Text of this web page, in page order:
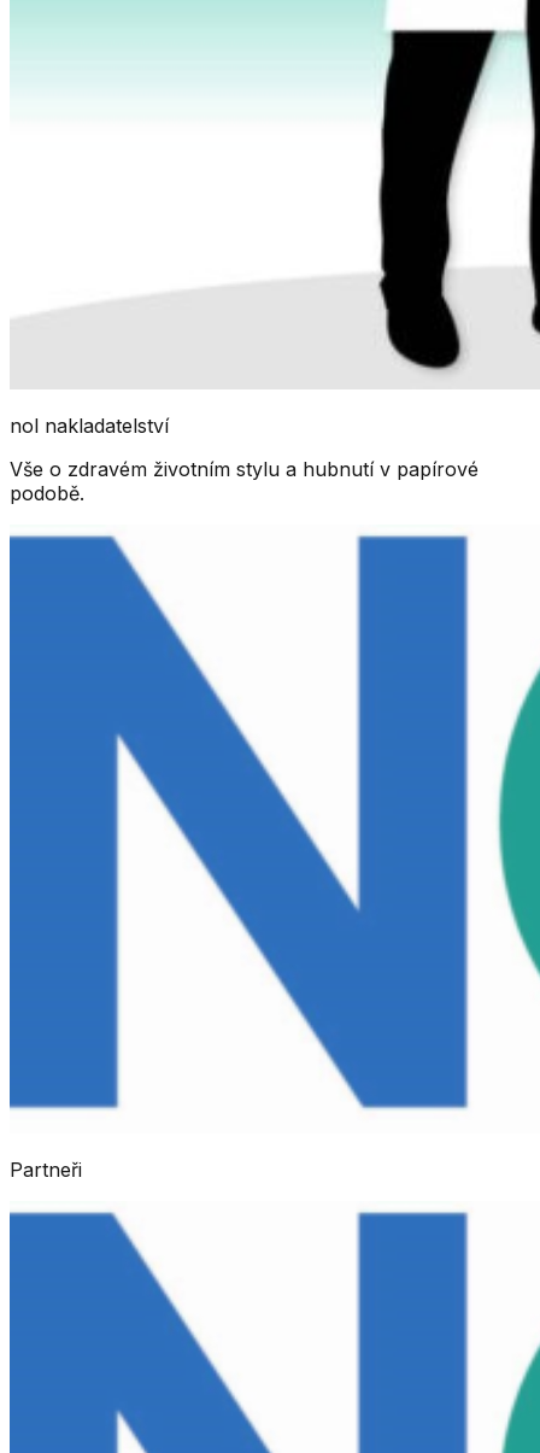
nol nakladatelství
Vše o zdravém životním stylu a hubnutí v papírové
podobě.
Partneři